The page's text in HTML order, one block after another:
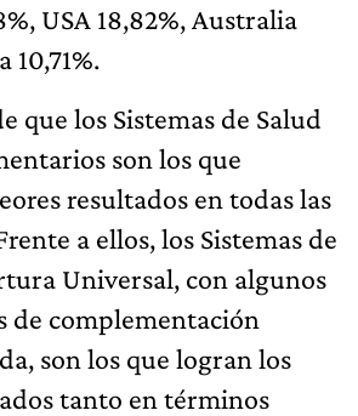
USA 18,82%, Australia
10,71%.
que los Sistemas de Salud
son los que
resultados en todas las
a ellos, los Sistemas de
Universal, con algunos
de complementación
son los que logran los
tanto en términos